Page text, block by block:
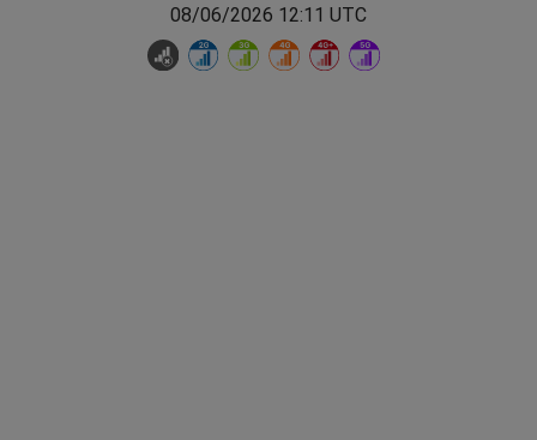
08/06/2026 12:11 UTC